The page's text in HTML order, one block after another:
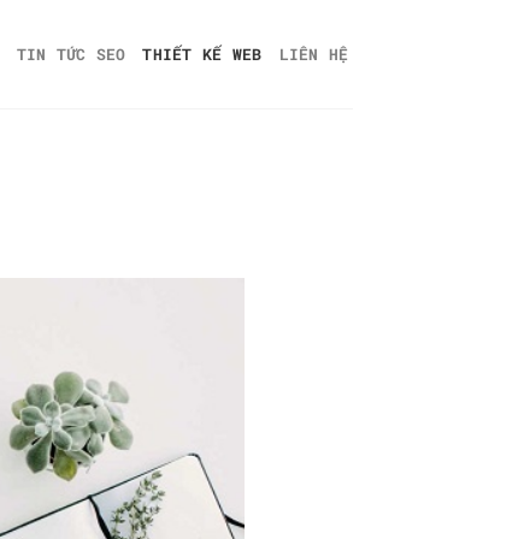
TIN TỨC SEO THIẾT KẾ WEB LIÊN HỆ